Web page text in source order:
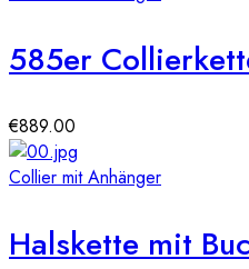
€889.00
Collier mit Anhänger